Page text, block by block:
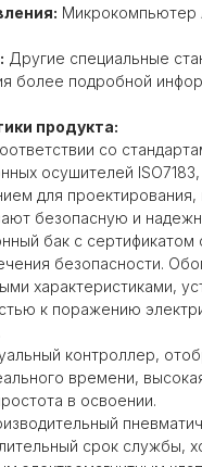
Микрокомпьютер
Другие специальные
более подробной
продукта:
со
осушителей
для
безопасную и
бак с сертификатом
безопасности.
характеристиками,
к поражению
контроллер,
времени,
в освоении.
срок службы,